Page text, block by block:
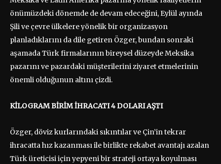
önümüzdeki dönemde de devam edeceğini, Eylül ayında
Şili ve çevre ülkelere yönelik bir organizasyon
planladıklarını da dile getiren Özger, bundan sonraki
aşamada Türk firmalarının bireysel düzeyde Meksika
pazarını ve pazardaki müşterilerini ziyaret etmelerinin
önemli olduğunun altını çizdi.
KİLOGRAM BİRİM İHRACATI 4 DOLARI AŞTI
Özger, döviz kurlarındaki sıkıntılar ve Çin’in tekrar
ihracatta hız kazanması ile birlikte rekabet avantajı azalan
Türk üreticisi için yepyeni bir strateji ortaya koyulması